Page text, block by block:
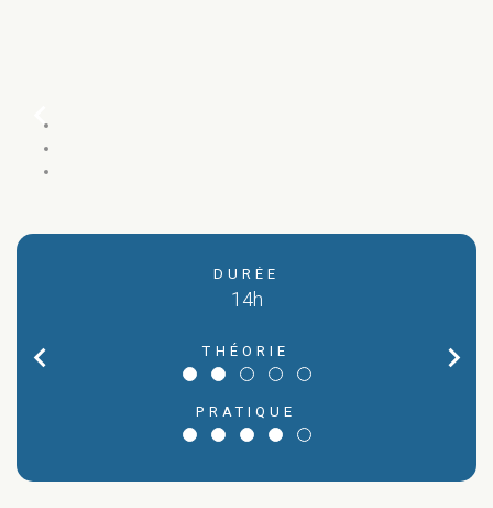
chevron_left
chevron_left
DURÉE
14h
THÉORIE
PRATIQUE
chevron_right